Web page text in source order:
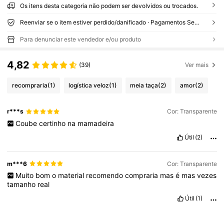
Os itens desta categoria não podem ser devolvidos ou trocados.
Reenviar se o item estiver perdido/danificado · Pagamentos Seguros · Proteção de privacidade
Para denunciar este vendedor e/ou produto
4,82 (39) Ver mais
recompraria(1) logística veloz(1) meia taça(2) amor(2)
r***s Cor: Transparente
Coube certinho na mamadeira
Útil (2)
m***6 Cor: Transparente
Muito bom o material recomendo compraria mas é mas vezes
tamanho real
Útil (1)